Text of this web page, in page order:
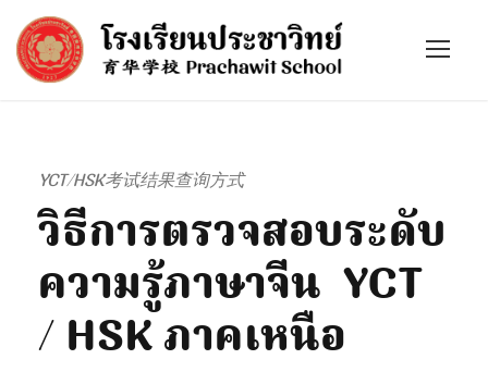
YCT/HSK考试结果查询方式
วิธีการตรวจสอบระดับ
ความรู้ภาษาจีน YCT
/ HSK ภาคเหนือ